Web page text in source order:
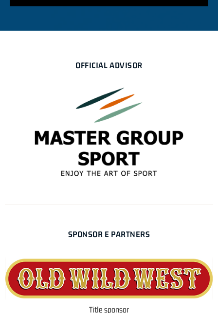
OFFICIAL ADVISOR
SPONSOR E PARTNERS
Title sponsor